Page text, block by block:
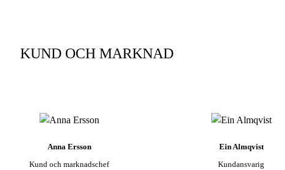
KUND OCH MARKNAD
Anna Ersson
Kund och marknadschef
Ein Almqvist
Kundansvarig